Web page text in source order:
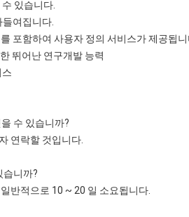
있습니다.
여집니다.
포함하여 사용자 정의 서비스가 제공됩니
뛰어난 연구개발 능력
수 있습니까?
연락할 것입니다.
습니까?
반적으로 10 ~ 20 일 소요됩니다.